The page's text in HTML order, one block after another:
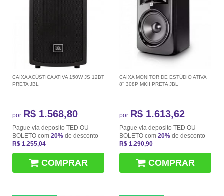
CAIXA ACÚSTICA ATIVA 150W JS 12BT
PRETA JBL
por R$ 1.568,80
Pague via deposito TED OU
BOLETO com 20% de desconto
R$ 1.255,04
COMPRAR
CAIXA MONITOR DE ESTÚDIO ATIVA
8'' 308P MKII PRETA JBL
por R$ 1.613,62
Pague via deposito TED OU
BOLETO com 20% de desconto
R$ 1.290,90
COMPRAR